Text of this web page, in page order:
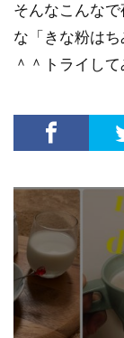
そんなこんな
な「きな粉は
＾＾トライして